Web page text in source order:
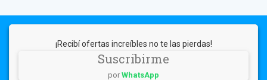
¡Recibí ofertas increíbles no te las pierdas!
Suscribirme
por WhatsApp